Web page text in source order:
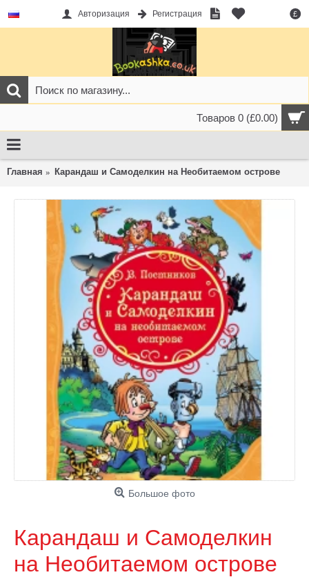
£
Авторизация Регистрация
Товаров 0 (£0.00)
Главная Карандаш и Самоделкин на Необитаемом острове
Большое фото
Карандаш и Самоделкин
на Необитаемом острове